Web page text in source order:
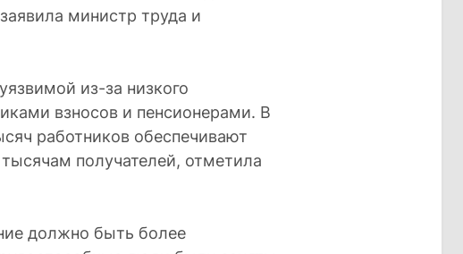
министр труда и
из-за низкого
взносов и пенсионерами. В
работников обеспечивают
получателей, отметила
должно быть более